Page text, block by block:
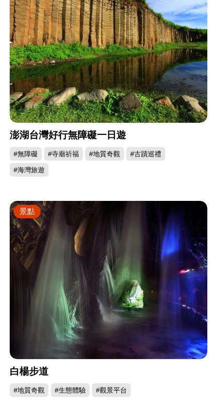
澎湖台灣好行無障礙一日遊
#無障礙 #寺廟祈福 #地質奇觀 #古蹟巡禮
#海灣旅遊
白楊步道
#地質奇觀 #生態體驗 #觀景平台
景點